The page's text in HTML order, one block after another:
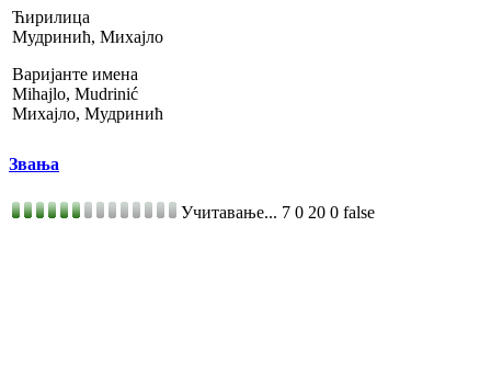
Ћирилица
Мудринић, Михајло
Варијанте имена
Mihajlo, Mudrinić
Михајло, Мудринић
Звања
Учитавање... 7 0 20 0 false